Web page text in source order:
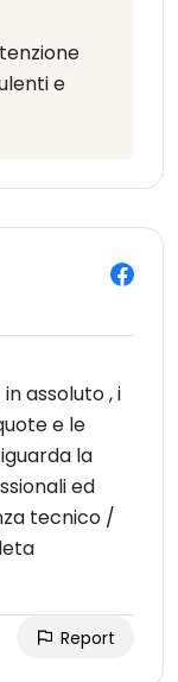
e
assoluto , i
e le
la
ed
tecnico /
Report